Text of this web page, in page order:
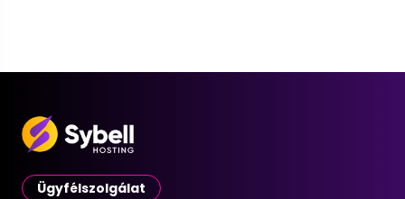
Ügyfélszolgálat